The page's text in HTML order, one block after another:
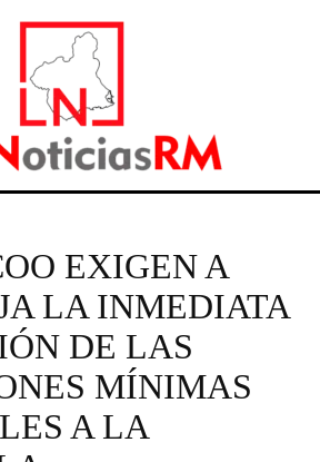
EXIGEN A
LA INMEDIATA
DE LAS
MÍNIMAS
A LA